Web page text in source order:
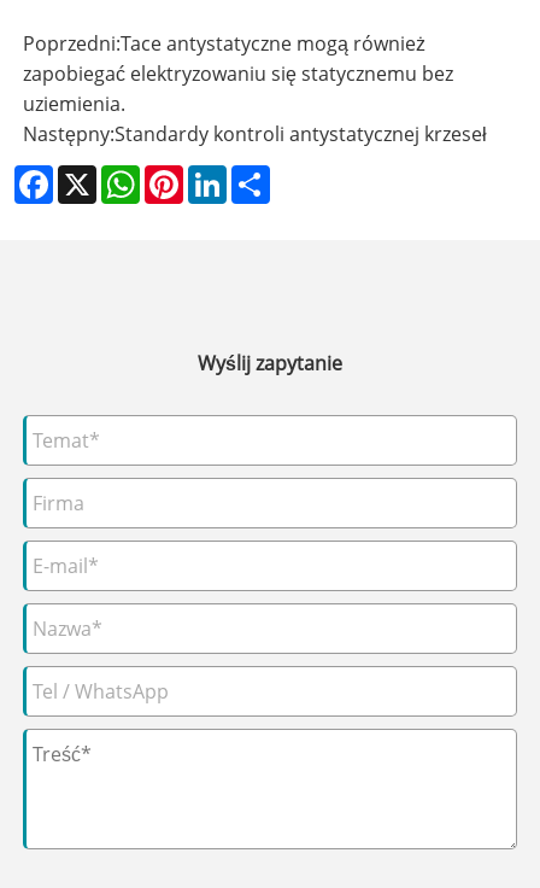
Poprzedni:Tace antystatyczne mogą również
zapobiegać elektryzowaniu się statycznemu bez
uziemienia.
Następny:Standardy kontroli antystatycznej krzeseł
Facebook
X WhatsApp
PinterestLinkedIn
Wyślij zapytanie